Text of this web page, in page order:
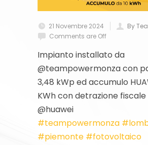
21 Novembre 2024
By
Comments are Off
Impianto installato da
@‌teampowermonza con
3,48 kWp ed accumulo
KWh con detrazione fiscale
@huawei
#teampowermonza
#piemonte #fotovoltaico